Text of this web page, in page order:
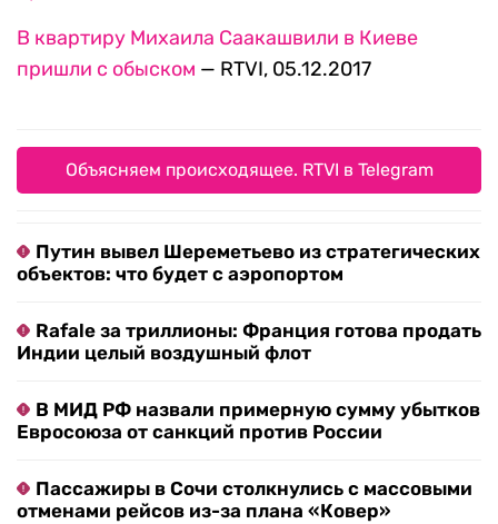
В квартиру Михаила Саакашвили в Киеве
пришли с обыском — RTVI, 05.12.2017
Объясняем происходящее. RTVI в Telegram
Путин вывел Шереметьево из стратегических
объектов: что будет с аэропортом
Rafale за триллионы: Франция готова продать
Индии целый воздушный флот
В МИД РФ назвали примерную сумму убытков
Евросоюза от санкций против России
Пассажиры в Сочи столкнулись с массовыми
отменами рейсов из-за плана «Ковер»